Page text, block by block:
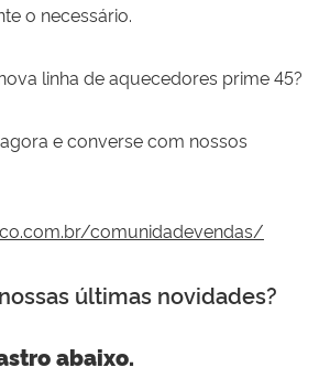
o necessário.
linha de aquecedores prime 45?
e converse com nossos
comunidadevendas/
últimas novidades?
abaixo.